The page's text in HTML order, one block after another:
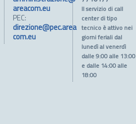
areacom.eu
PEC:
direzione@pec.area
com.eu
Il servizio di call
center di tipo
tecnico è attivo nei
giorni feriali dal
lunedì al venerdì
dalle 9:00 alle 13:00
e dalle 14:00 alle
18:00